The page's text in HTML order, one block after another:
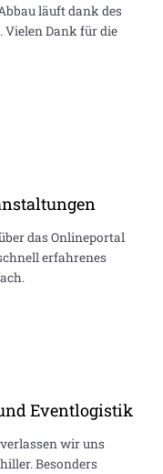
läuft dank des
Vielen Dank für die
das Onlineportal
erfahrenes
Eventlogistik
wir uns
Besonders